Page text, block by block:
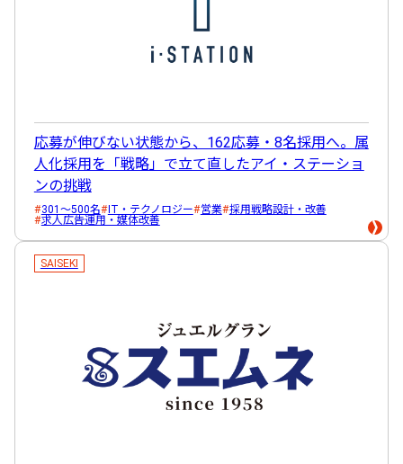
応募が伸びない状態から、162応募・8名採用へ。属
人化採用を「戦略」で立て直したアイ・ステーショ
ンの挑戦
301～500名 IT・テクノロジー 営業 採用戦略設計・改善
求人広告運用・媒体改善
SAISEKI